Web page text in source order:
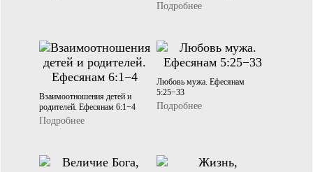
Подробнее
Взаимоотношения детей и
родителей. Ефесянам 6:1−4
Подробнее
Любовь мужа. Ефесянам
5:25−33
Подробнее